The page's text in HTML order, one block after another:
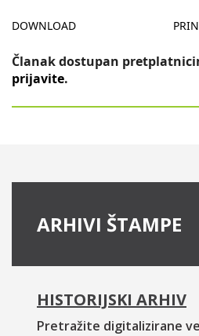
DOWNLOAD
Članak dostupan
prijavite.
ARHIVI ŠTAMPE
HISTORIJSKI ARHIV
Pretražite digitalizirane